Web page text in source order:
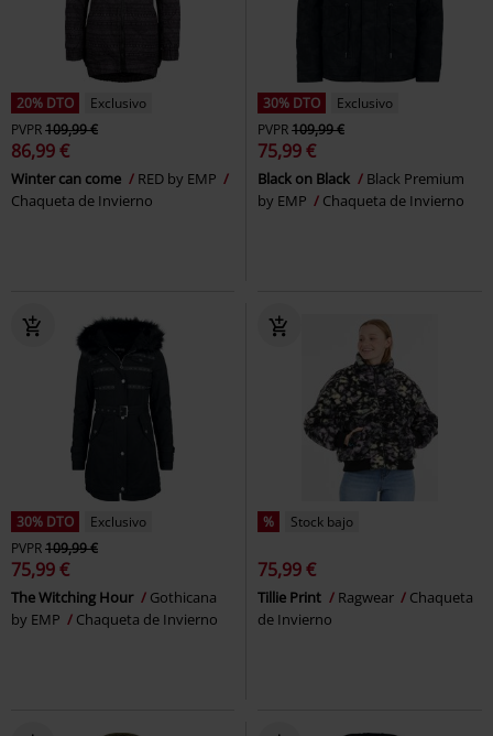
20% DTO
Exclusivo
PVPR109,99 €
86,99 €
Winter can come
RED by EMP
Chaqueta de Invierno
30% DTO
Exclusivo
PVPR109,99 €
75,99 €
Black on Black
Black Premium
by EMP
Chaqueta de Invierno
30% DTO
Exclusivo
PVPR109,99 €
75,99 €
The Witching Hour
Gothicana
by EMP
Chaqueta de Invierno
% Stock bajo
75,99 €
Tillie Print Ragwear
Chaqueta
de Invierno